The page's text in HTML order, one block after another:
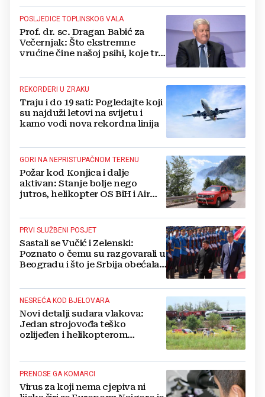
POSLJEDICE TOPLINSKOG VALA
Prof. dr. sc. Dragan Babić za
Večernjak: Što ekstremne
vrućine čine našoj psihi, koje tri
boriti...
REKORDERI U ZRAKU
Traju i do 19 sati: Pogledajte koji
su najduži letovi na svijetu i
kamo vodi nova rekordna linija
GORI NA NEPRISTUPAČNOM TERENU
Požar kod Konjica i dalje
aktivan: Stanje bolje nego
jutros, helikopter OS BiH i Air
PRVI SLUŽBENI POSJET
Sastali se Vučić i Zelenski:
Poznato o čemu su razgovarali u
Beogradu i što je Srbija obećala
NESREĆA KOD BJELOVARA
Novi detalji sudara vlakova:
Jedan strojovođa teško
ozlijeđen i helikopterom
PRENOSE GA KOMARCI
Virus za koji nema cjepiva ni